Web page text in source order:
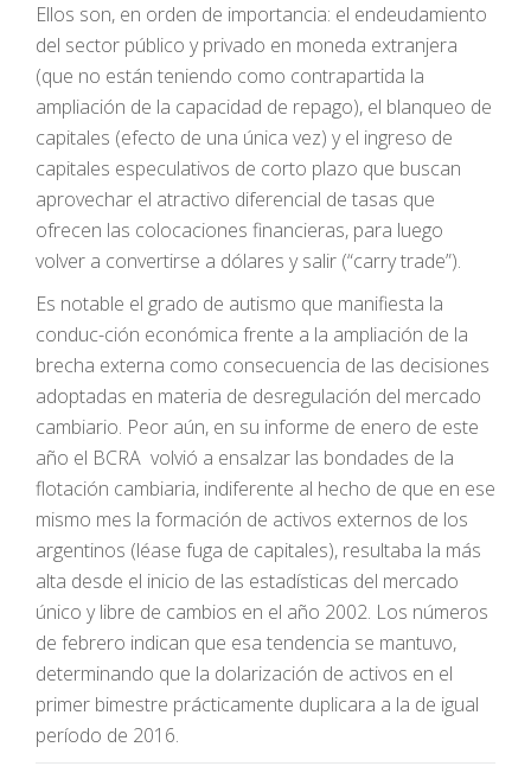
Ellos son, en orden de importancia: el endeudamiento
del sector público y privado en moneda extranjera
(que no están teniendo como contrapartida la
ampliación de la capacidad de repago), el blanqueo de
capitales (efecto de una única vez) y el ingreso de
capitales especulativos de corto plazo que buscan
aprovechar el atractivo diferencial de tasas que
ofrecen las colocaciones financieras, para luego
volver a convertirse a dólares y salir (“carry trade”).
Es notable el grado de autismo que manifiesta la
conduc-ción económica frente a la ampliación de la
brecha externa como consecuencia de las decisiones
adoptadas en materia de desregulación del mercado
cambiario. Peor aún, en su informe de enero de este
año el BCRA volvió a ensalzar las bondades de la
flotación cambiaria, indiferente al hecho de que en ese
mismo mes la formación de activos externos de los
argentinos (léase fuga de capitales), resultaba la más
alta desde el inicio de las estadísticas del mercado
único y libre de cambios en el año 2002. Los números
de febrero indican que esa tendencia se mantuvo,
determinando que la dolarización de activos en el
primer bimestre prácticamente duplicara a la de igual
período de 2016.